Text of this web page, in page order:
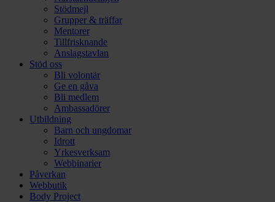
Stödmejl
Grupper & träffar
Mentorer
Tillfrisknande
Anslagstavlan
Stöd oss
Bli volontär
Ge en gåva
Bli medlem
Ambassadörer
Utbildning
Barn och ungdomar
Idrott
Yrkesverksam
Webbinarier
Påverkan
Webbutik
Body Project